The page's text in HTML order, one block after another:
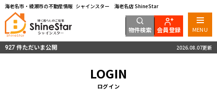
海老名市・綾瀬市の不動産情報 シャインスター 海老名店 ShineStar
物件検索 会員登録 MENU
927 件ただいま公開 2026.08.07更新
LOGIN
ログイン